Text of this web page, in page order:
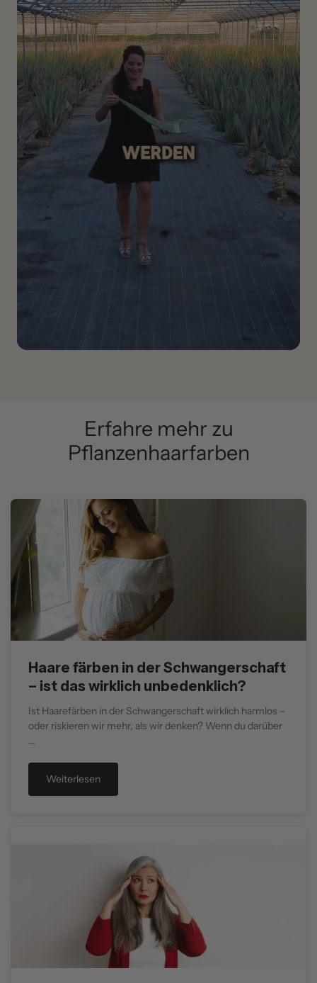
Erfahre mehr zu
Pflanzenhaarfarben
Haare färben in der Schwangerschaft
– ist das wirklich unbedenklich?
Ist Haarefärben in der Schwangerschaft wirklich harmlos –
oder riskieren wir mehr, als wir denken? Wenn du darüber
...
Weiterlesen